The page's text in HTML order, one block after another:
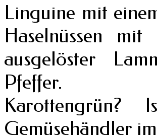
Linguine mit
Haselnüssen
ausgelöster
Pfeffer.
Gemüsehändler